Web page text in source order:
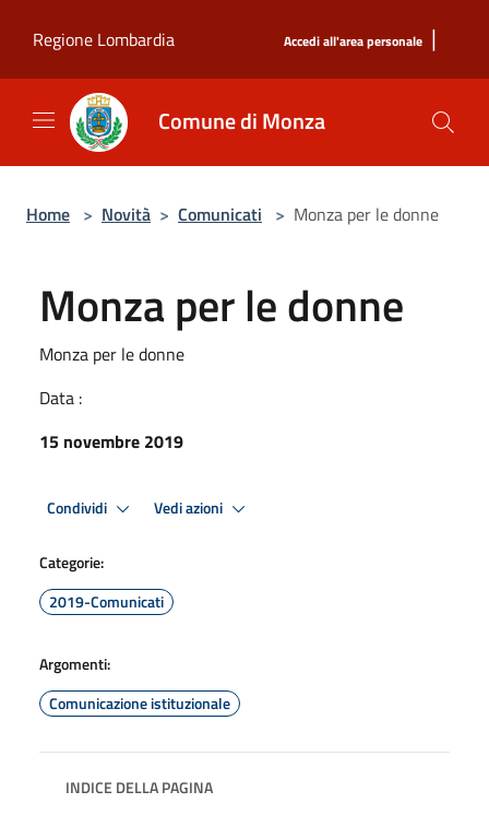
Regione Lombardia
Accedi all'area personale |
Comune di Monza
Home > Novità > Comunicati > Monza per le donne
Monza per le donne
Monza per le donne
Data :
15 novembre 2019
Condividi Vedi azioni
Categorie:
2019-Comunicati
Argomenti:
Comunicazione istituzionale
INDICE DELLA PAGINA